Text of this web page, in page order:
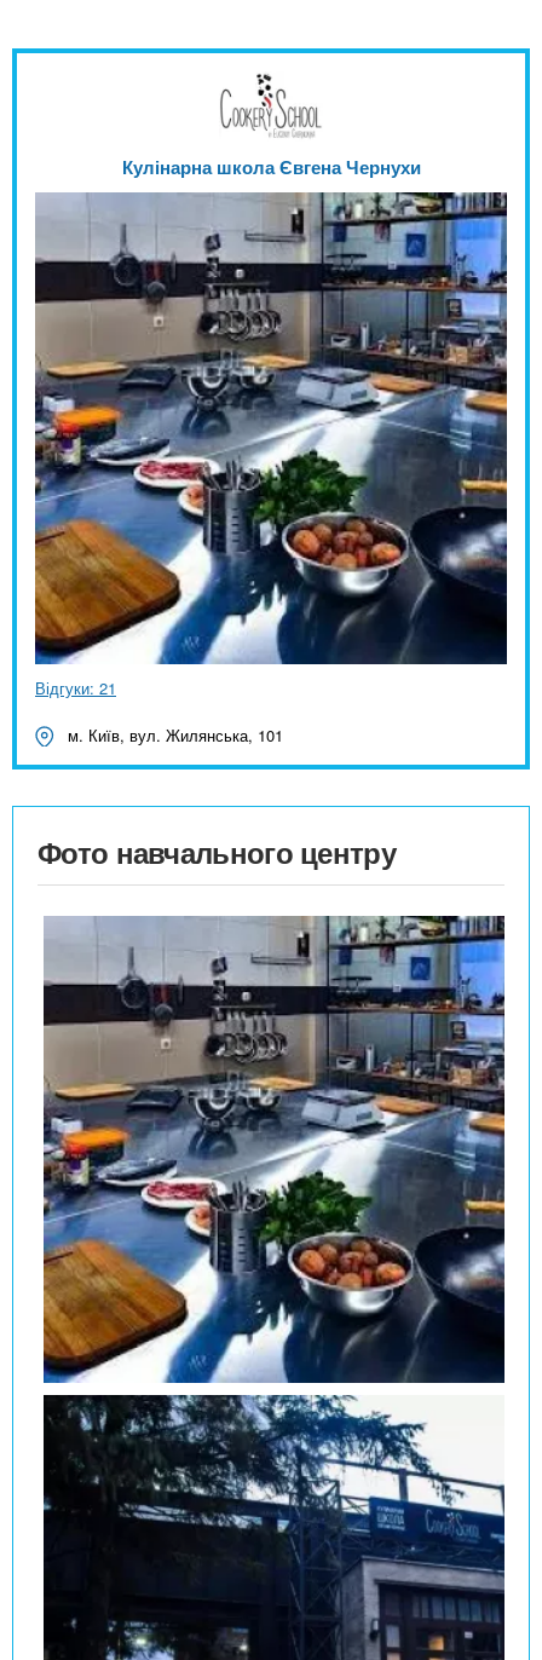
Кулінарна школа Євгена Чернухи
Відгуки: 21
м. Київ, вул. Жилянська, 101
Фото навчального центру